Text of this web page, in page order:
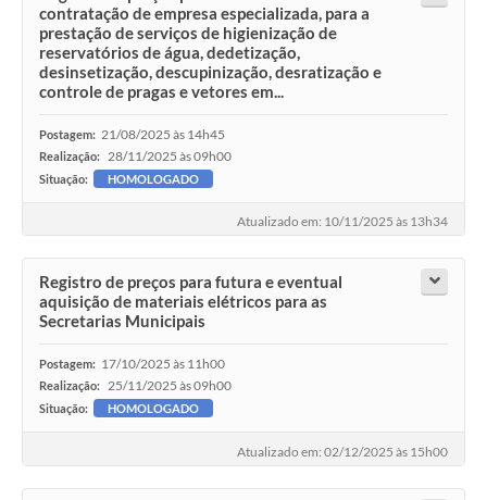
contratação de empresa especializada, para a
prestação de serviços de higienização de
reservatórios de água, dedetização,
desinsetização, descupinização, desratização e
controle de pragas e vetores em...
Postagem: 21/08/2025 às 14h45
Realização: 28/11/2025 às 09h00
Situação: HOMOLOGADO
Atualizado em: 10/11/2025 às 13h34
Registro de preços para futura e eventual
aquisição de materiais elétricos para as
Secretarias Municipais
Postagem: 17/10/2025 às 11h00
Realização: 25/11/2025 às 09h00
Situação: HOMOLOGADO
Atualizado em: 02/12/2025 às 15h00